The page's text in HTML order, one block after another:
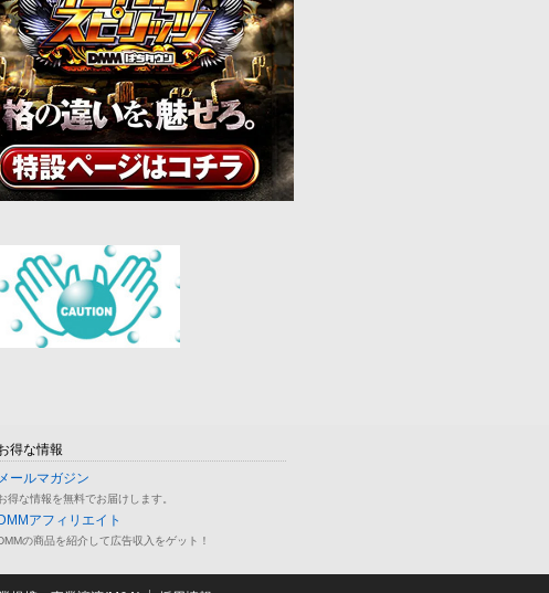
得な情報
メールマガジン
得な情報を無料でお届けします。
アフィリエイト
の商品を紹介して広告収入をゲット！